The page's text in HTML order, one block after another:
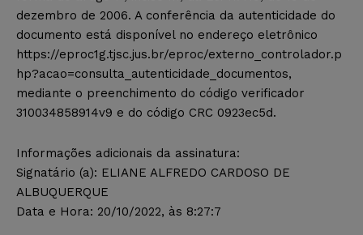
dezembro de 2006. A conferência da autenticidade do
documento está disponível no endereço eletrônico
https://eproc1g.tjsc.jus.br/eproc/externo_controlador.p
hp?acao=consulta_autenticidade_documentos,
mediante o preenchimento do código verificador
310034858914v9 e do código CRC 0923ec5d.
Informações adicionais da assinatura:
Signatário (a): ELIANE ALFREDO CARDOSO DE
ALBUQUERQUE
Data e Hora: 20/10/2022, às 8:27:7